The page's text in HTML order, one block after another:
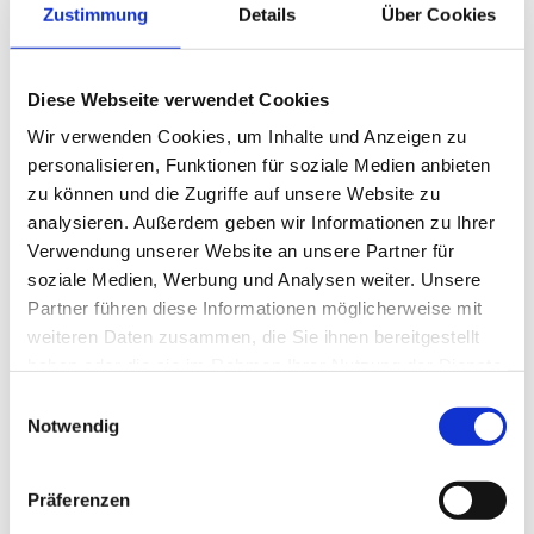
Zustimmung Details Über Cookies
Diese Webseite verwendet Cookies
Wir verwenden Cookies, um Inhalte und Anzeigen zu
personalisieren, Funktionen für soziale Medien anbieten
zu können und die Zugriffe auf unsere Website zu
analysieren. Außerdem geben wir Informationen zu Ihrer
Verwendung unserer Website an unsere Partner für
soziale Medien, Werbung und Analysen weiter. Unsere
Partner führen diese Informationen möglicherweise mit
weiteren Daten zusammen, die Sie ihnen bereitgestellt
Notwendig
Präferenzen
geleert wird, dauert es gerade vier Stunden, bis
dieser Schrott als hochwertiger Stahl das Werk
ist so groß, dass man an jedem Tag mit 200 Lkw
nach Paris fahren und bis zum Abend einen
zusätzlichen Eiffelturm bauen könnte.
Menschen im Mittelpunkt
Würden die Stahlwerke keinen Stahl
produzieren, wären sie das „Museum
Seiten einen Katalog seiner 400 Kunstobjekte
umfassenden Sammlung von rund 140 badischen
und elsässischen Künstlern präsentieren. Neben